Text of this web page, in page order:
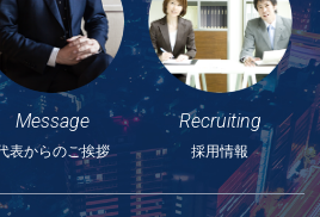
Message
表からのご挨拶
Recruiting
採用情報